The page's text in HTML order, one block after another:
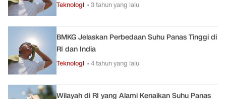
Teknologi • 3 tahun yang lalu
BMKG Jelaskan Perbedaan Suhu Panas Tinggi di
RI dan India
Teknologi • 4 tahun yang lalu
Wilayah di RI yang Alami Kenaikan Suhu Panas